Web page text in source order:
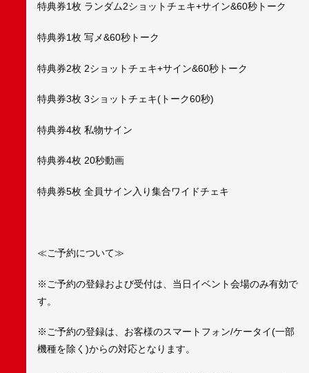
特典券1枚 ランダム2ショットチェキ+サイン&60秒トーク
特典券1枚 写メ&60秒トーク
特典券2枚 2ショットチェキ+サイン&60秒トーク
特典券3枚 3ショットチェキ(トーク60秒)
特典券4枚 私物サイン
特典券4枚 20秒動画
特典券5枚 全員サイン入り集合ワイドチェキ
≪ご予約について≫
※ご予約の登録および受付は、当日イベント会場のみ有効で
す。
※ご予約の登録は、お客様のスマートフォン/ケータイ(一部
機種を除く)からの対応となります。